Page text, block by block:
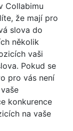
Collabimu
že mají pro
slova do
několik
vaši
Pokud se
pro vás není
konkurence
na vaše